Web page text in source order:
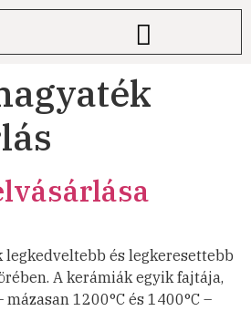
legkedveltebb és legkeresettebb
A kerámiák egyik fajtája,
1200°C és 1400°C –